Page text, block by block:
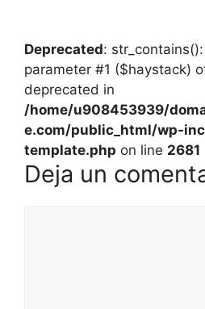
Deprecated:
parameter #1 ($haystack)
deprecated in
/home/u908453939/
e.com/public_html/wp-
template.php on line 2681
Deja un